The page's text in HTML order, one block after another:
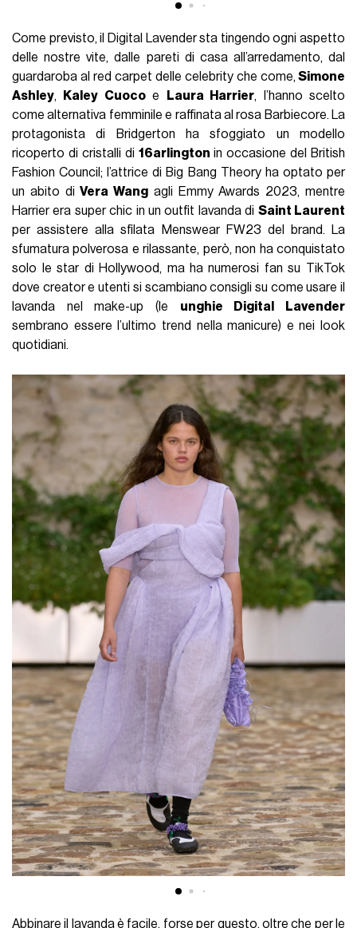
Come previsto, il Digital Lavender sta tingendo ogni aspetto
delle nostre vite, dalle pareti di casa all’arredamento, dal
guardaroba al red carpet delle celebrity che come, Simone
Ashley, Kaley Cuocoe Laura Harrier, l’hanno scelto
come alternativa femminile e raffinata al rosa Barbiecore. La
protagonista di Bridgerton ha sfoggiato un modello
ricoperto di cristalli di 16arlington in occasione del British
Fashion Council; l’attrice di Big Bang Theory ha optato per
un abito diVera Wang agli Emmy Awards 2023, mentre
Harrier era super chic in un outfit lavanda di Saint Laurent
per assistere alla sfilata Menswear FW23 del brand. La
sfumatura polverosa e rilassante, però, non ha conquistato
solo le star di Hollywood, ma ha numerosi fan su TikTok
dove creator e utenti si scambiano consigli su come usare il
lavanda nel make-up (le unghie Digital Lavender
sembrano essere l’ultimo trend nella manicure) e nei look
quotidiani.
Abbinare il lavanda è facile, forse per questo, oltre che per le